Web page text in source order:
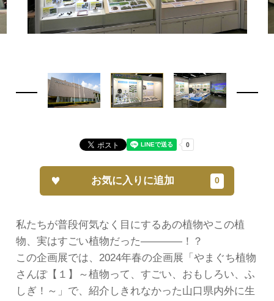
私たちが普段何気なく目にするあの植物やこの植
物、実はすごい植物だった――――！？
この企画展では、2024年春の企画展「やまぐち植物
さんぽ【１】～植物って、すごい、おもしろい、ふ
しぎ！～」で、紹介しきれなかった山口県内外に生
お気に入りに追加